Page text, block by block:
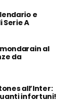
e
Serie A
al
da
all’Inter:
infortuni!